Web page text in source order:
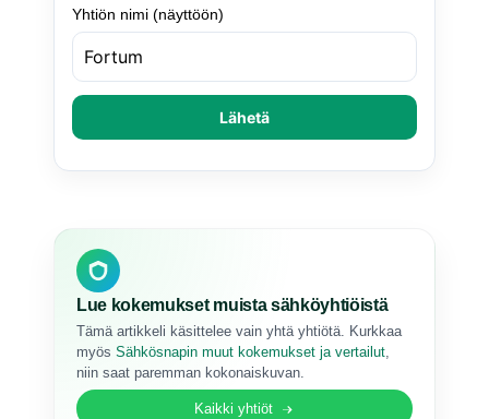
Yhtiön nimi (näyttöön)
Lähetä
Lue kokemukset muista sähköyhtiöistä
Tämä artikkeli käsittelee vain yhtä yhtiötä. Kurkkaa
myös Sähkösnapin muut kokemukset ja vertailut,
niin saat paremman kokonaiskuvan.
Kaikki yhtiöt